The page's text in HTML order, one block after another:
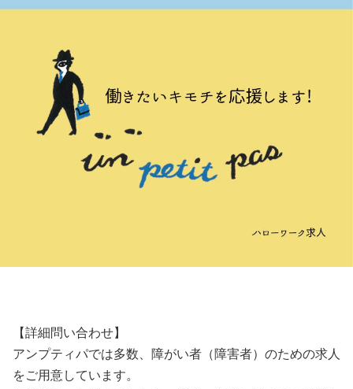
【詳細問い合わせ】
アンプティパでは多数、障がい者（障害者）のための求人
をご用意しています。